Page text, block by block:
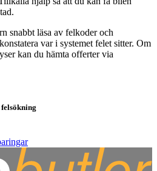
snabbt läsa av felkoder och
var i systemet felet sitter. Om
kan du hämta offerter via